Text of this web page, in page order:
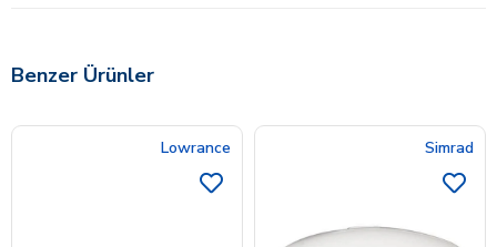
Benzer Ürünler
Lowrance Simrad